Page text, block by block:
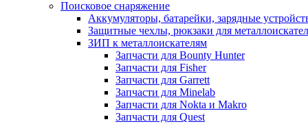
Поисковое снаряжение
Аккумуляторы, батарейки, зарядные
Защитные чехлы, рюкзаки для
ЗИП к металлоискателям
Запчасти для Bounty Hunter
Запчасти для Fisher
Запчасти для Garrett
Запчасти для Minelab
Запчасти для Nokta и Makro
Запчасти для Quest